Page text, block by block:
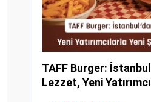
TAFF Burger:
Lezzet, Yeni